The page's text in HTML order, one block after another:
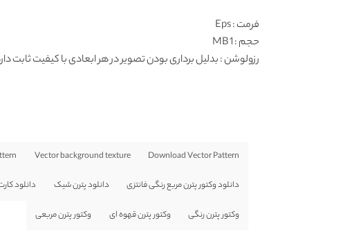
فرمت: Eps
حجم : 1 MB
رزولوشن: بدلیل برداری بودن تصویر در هر ابعادی با کیفیت ثابت
Download Vector Pattern
Vector background texture
دانلود وکتور پترن مربع رنگی فانتزی دانلود پترن شیک دانلود
وکتور پترن رنگی وکتور پترن قهوه ای وکتور پترن مربعی